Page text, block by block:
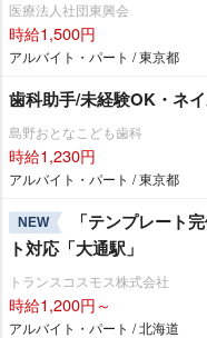
医療法人社団東興会
時給1,500円
アルバイト・パート / 東京都
歯科助手/未経験OK・ネ
島野おとなこども歯科
時給1,230円
アルバイト・パート / 東京都
NEW
「テンプレート
ト対応「大通駅」
トランスコスモス株式会社
時給1,200円～
アルバイト・パート / 北海道